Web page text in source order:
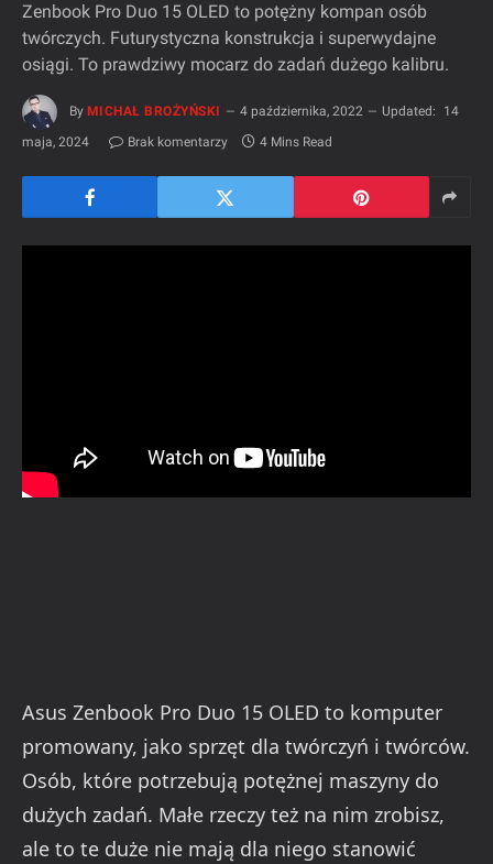
Zenbook Pro Duo 15 OLED to potężny kompan osób
twórczych. Futurystyczna konstrukcja i superwydajne
osiągi. To prawdziwy mocarz do zadań dużego kalibru.
By MICHAŁ BROŻYŃSKI 4 października, 2022 Updated:
14
maja, 2024
Brak komentarzy 4 Mins Read
Asus Zenbook Pro Duo 15 OLED to komputer
promowany, jako sprzęt dla twórczyń i twórców.
Osób, które potrzebują potężnej maszyny do
dużych zadań. Małe rzeczy też na nim zrobisz,
ale to te duże nie mają dla niego stanowić